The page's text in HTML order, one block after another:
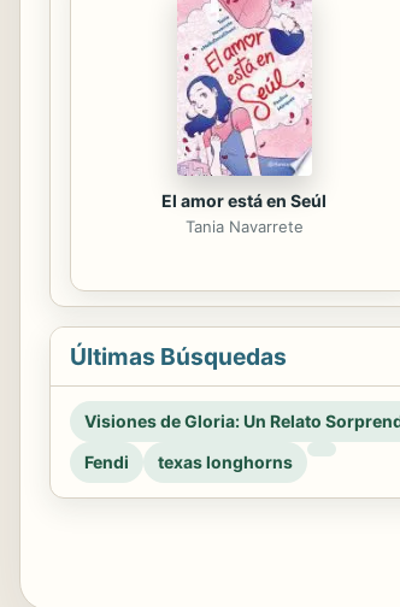
El amor está en Seúl
Tania Navarrete
Últimas Búsquedas
Visiones de Gloria: Un Relato
Fendi
texas longhorns